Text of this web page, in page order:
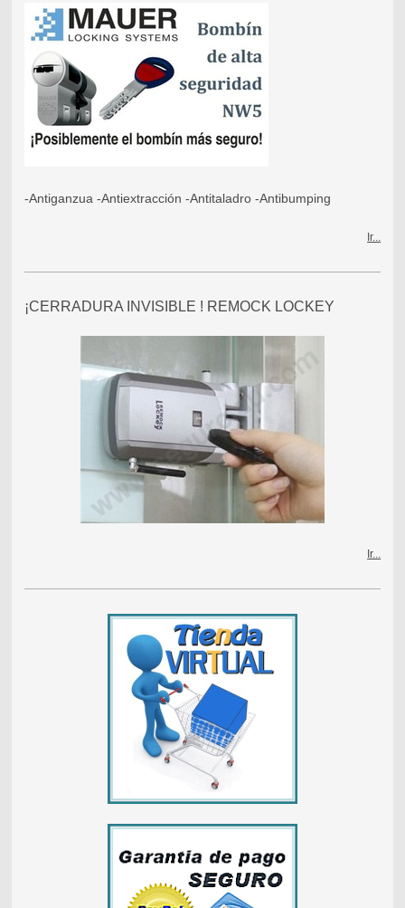
-Antiganzua -Antiextracción -Antitaladro -Antibumping
Ir...
¡CERRADURA INVISIBLE ! REMOCK LOCKEY
Ir...